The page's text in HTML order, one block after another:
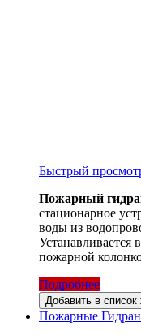
Быстрый
Пожарный
стационарное
воды из
Устанавливается
пожарной
Подробнее
Добавить в
Пожарные